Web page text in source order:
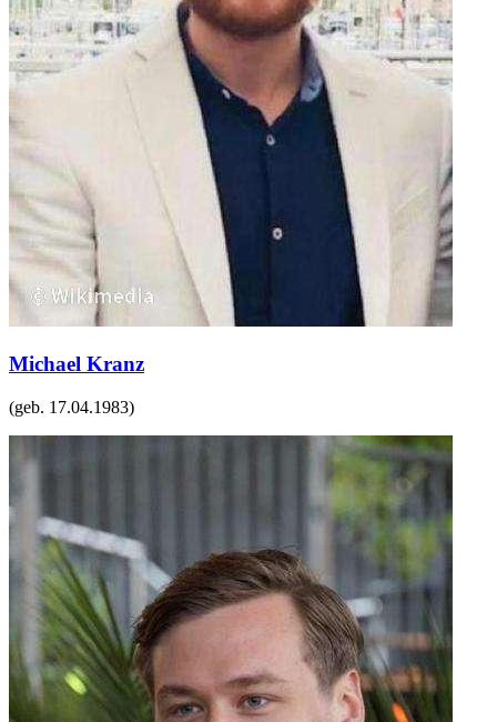
Michael Kranz
(geb. 17.04.1983)